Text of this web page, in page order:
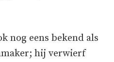
nog eens bekend als
hij verwierf